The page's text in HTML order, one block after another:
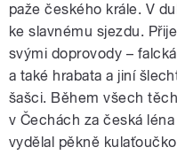
paže českého krále. V
ke slavnému sjezdu.
svými doprovody –
a také hrabata a jiní
šašci. Během všech
v Čechách za česká
vydělal pěkně